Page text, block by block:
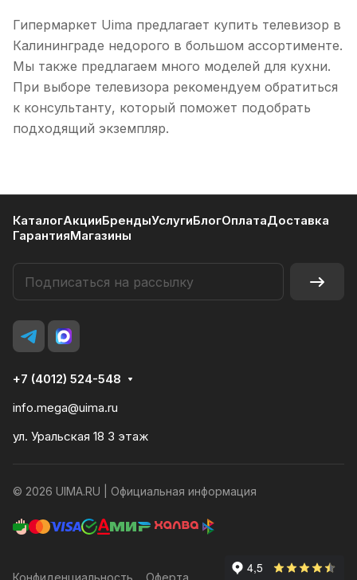
Гипермаркет Uima предлагает купить телевизор в
Калининграде недорого в большом ассортименте.
Мы также предлагаем много моделей для кухни.
При выборе телевизора рекомендуем обратиться
к консультанту, который поможет подобрать
подходящий экземпляр.
КаталогАкцииБрендыУслугиБлогОплатаДоставка
ГарантияМагазины
+7 (4012) 524-548
info.mega@uima.ru
ул. Уральская 18 3 этаж
© 2026 UIMA.RU | Официальная информация
Конфиденциальность Оферта